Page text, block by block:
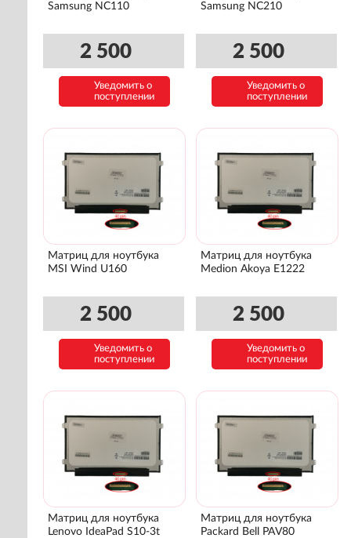
Samsung NC110
2 500
Уведомить о
поступлении
Samsung NC210
2 500
Уведомить о
поступлении
Матриц для ноутбука
MSI Wind U160
2 500
Уведомить о
поступлении
Матриц для ноутбука
Medion Akoya E1222
2 500
Уведомить о
поступлении
Матриц для ноутбука
Lenovo IdeaPad S10-3t
Матриц для ноутбука
Packard Bell PAV80